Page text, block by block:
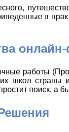
в
работы
школ
поиск, а